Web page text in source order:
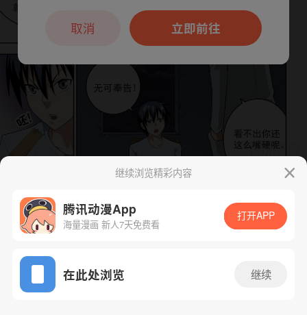
App免费看
下一话 腾漫App免费看
继续浏览精彩内容
腾讯动漫App
海量漫画 新人7天免费看
打开APP
在此处浏览 继续
本章节仅支持App阅读，可打开App新用
户7天免费看立即前往
取消